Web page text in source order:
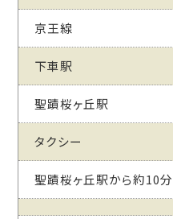
京王線
下車駅
聖蹟桜ヶ丘駅
タクシー
聖蹟桜ヶ丘駅から約10分